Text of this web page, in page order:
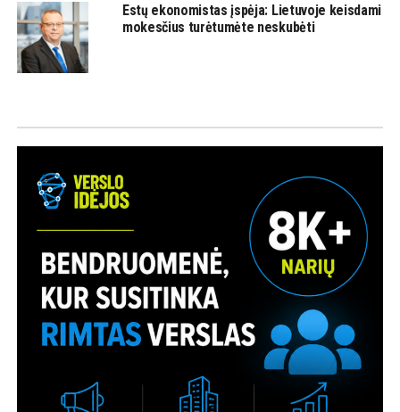
Estų ekonomistas įspėja: Lietuvoje keisdami
mokesčius turėtumėte neskubėti